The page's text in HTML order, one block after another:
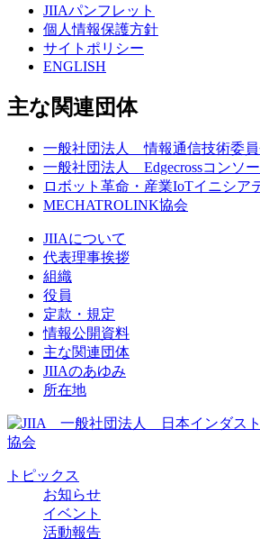
JIIAパンフレット
個人情報保護方針
サイトポリシー
ENGLISH
主な関連団体
一般社団法人 情報通信技術委員
一般社団法人 Edgecrossコンソー
ロボット革命・産業IoTイニシア
MECHATROLINK協会
JIIAについて
代表理事挨拶
組織
役員
定款・規定
情報公開資料
主な関連団体
JIIAのあゆみ
所在地
トピックス
お知らせ
イベント
活動報告